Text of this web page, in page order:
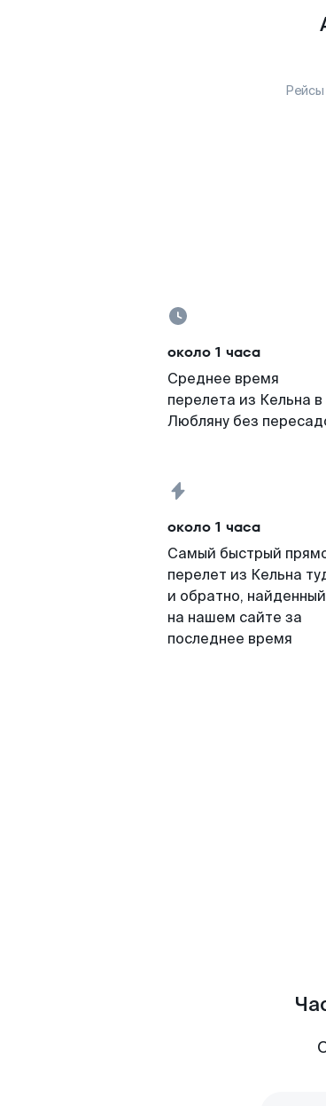
около 1 часа
Среднее время
перелета из Кельна в
Любляну без
около 1 часа
Самый быстрый
перелет из Кельна
и обратно, найденный
на нашем сайте за
последнее время